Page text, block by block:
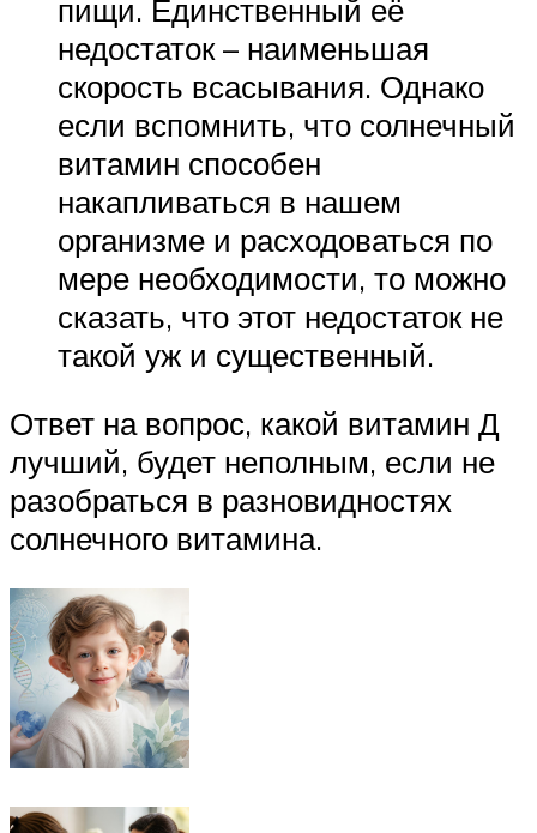
пищи. Единственный её
недостаток – наименьшая
скорость всасывания. Однако
если вспомнить, что солнечный
витамин способен
накапливаться в нашем
организме и расходоваться по
мере необходимости, то можно
сказать, что этот недостаток не
такой уж и существенный.
Ответ на вопрос, какой витамин Д
лучший, будет неполным, если не
разобраться в разновидностях
солнечного витамина.